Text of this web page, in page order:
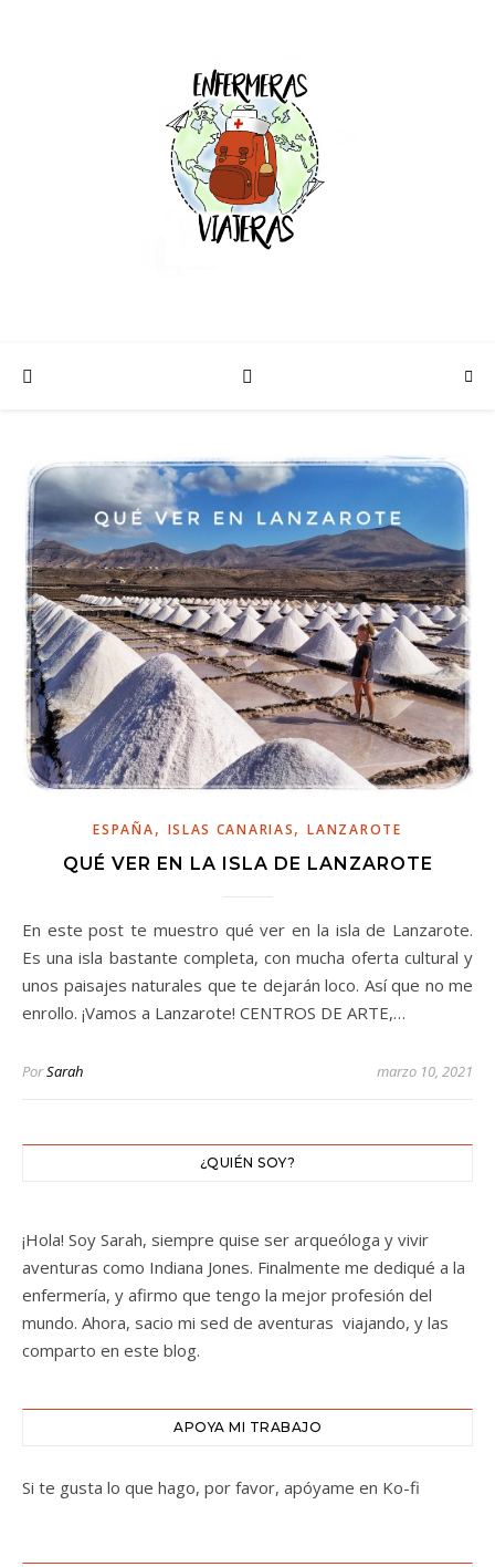
ESPAÑA, ISLAS CANARIAS,LANZAROTE
QUÉ VER EN LA ISLA DE LANZAROTE
En este post te muestro qué ver en la isla de Lanzarote.
Es una isla bastante completa, con mucha oferta cultural y
unos paisajes naturales que te dejarán loco. Así que no me
enrollo. ¡Vamos a Lanzarote! CENTROS DE ARTE,…
PorSarah marzo 10, 2021
¿QUIÉN SOY?
¡Hola! Soy Sarah, siempre quise ser arqueóloga y vivir
aventuras como Indiana Jones. Finalmente me dediqué a la
enfermería, y afirmo que tengo la mejor profesión del
mundo. Ahora, sacio mi sed de aventuras viajando, y las
comparto en este blog.
APOYA MI TRABAJO
Si te gusta lo que hago, por favor, apóyame en Ko-fi